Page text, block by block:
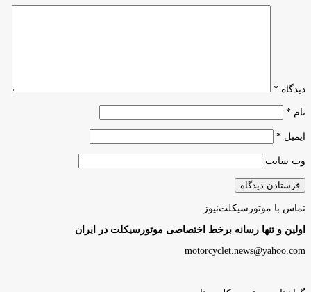
دیدگاه *
نام *
ایمیل *
وب‌ سایت
تماس با موتورسیکلت‌نیوز
اولین و تنها رسانه برخط اختصاصی موتورسیکلت در ایران
motorcyclet.news@yahoo.com